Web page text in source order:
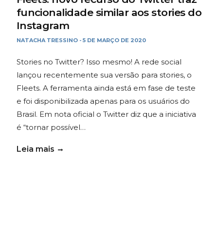
funcionalidade similar aos stories do
Instagram
NATACHA TRESSINO - 5 DE MARÇO DE 2020
Stories no Twitter? Isso mesmo! A rede social
lançou recentemente sua versão para stories, o
Fleets. A ferramenta ainda está em fase de teste
e foi disponibilizada apenas para os usuários do
Brasil. Em nota oficial o Twitter diz que a iniciativa
é “tornar possível…
Leia mais